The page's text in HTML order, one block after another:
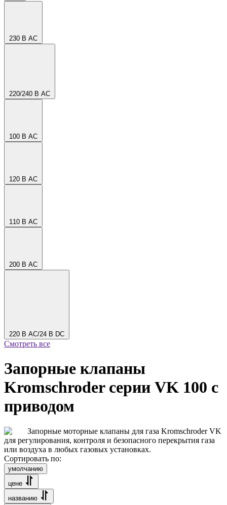
230 В AC
220/240 В AC
100 В AC
120 В AC
110 В AC
200 В AC
220 В AC/24 В DC
Смотреть все
Запорные клапаны
Kromschroder серии VK 100 с
приводом
Запорные моторные клапаны для газа Kromschroder VK
для регулирования, контроля и безопасного перекрытия газа
или воздуха в любых газовых установках.
Сортировать по:
умолчанию
цене
названию